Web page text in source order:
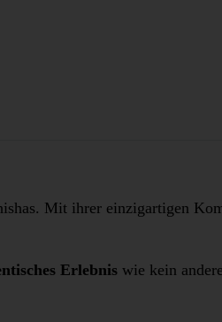
Mit ihrer einzigartigen
Erlebnis wie kein